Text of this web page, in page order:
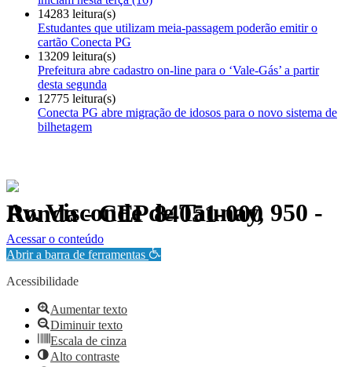
14283 leitura(s)
Estudantes que utilizam meia-passagem poderão emitir o
cartão Conecta PG
13209 leitura(s)
Prefeitura abre cadastro on-line para o ‘Vale-Gás’ a partir
desta segunda
12775 leitura(s)
Conecta PG abre migração de idosos para o novo sistema de
bilhetagem
Av. Visconde de Taunay, 950 - Ronda - CEP 84051-000
Política de Privacidade.
Acessar o conteúdo
Abrir a barra de ferramentas
Acessibilidade
Aumentar texto
Diminuir texto
Escala de cinza
Alto contraste